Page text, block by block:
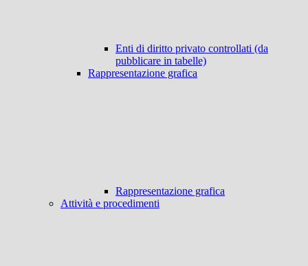
Enti di diritto privato controllati (da
pubblicare in tabelle)
Rappresentazione grafica
Rappresentazione grafica
Attività e procedimenti